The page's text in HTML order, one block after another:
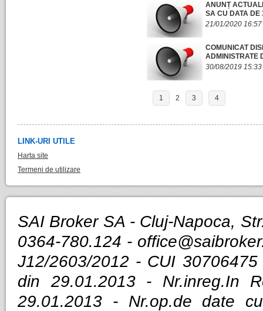
ANUNȚ
SA CU DATA DE
21/01/2020 16:57
COMUNICAT
ADMINISTRATE
30/08/2019 15:33
1 2 3 4
LINK-URI UTILE
Harta site
Termeni de utilizare
SAI Broker SA - Cluj-Napoca,
0364-780.124 -
J12/2603/2012 - CUI
din 29.01.2013 - Nr.inreg.In
29.01.2013 - Nr.op.de date